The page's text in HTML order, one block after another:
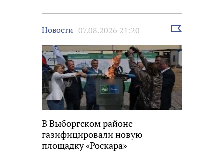
Новости 07.08.2026 21:20
Выбрать
В Выборгском районе
газифицировали новую
площадку «Роскара»